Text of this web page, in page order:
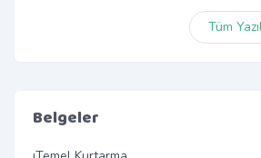
Tüm
Belgeler